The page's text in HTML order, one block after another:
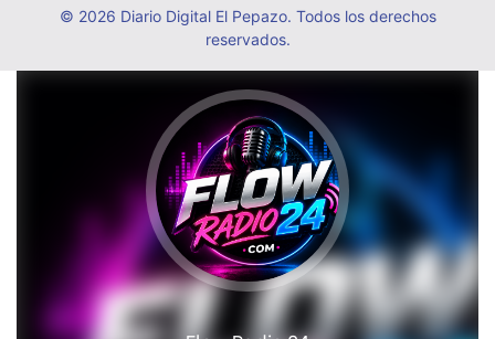
© 2026 Diario Digital El Pepazo. Todos los derechos
reservados.